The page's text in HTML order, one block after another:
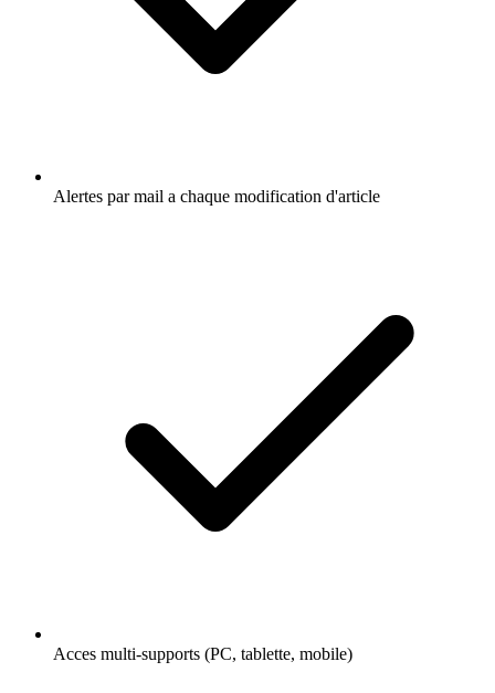
Alertes par mail a chaque modification d'article
Acces multi-supports (PC, tablette, mobile)